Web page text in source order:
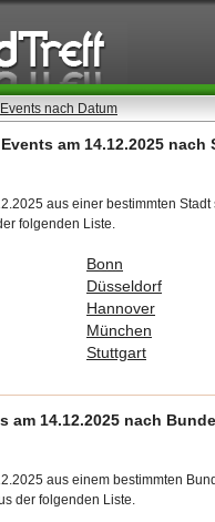
Events nach Datum
Events am 14.12.2025 nach
aus einer bestimmten Stadt
folgenden Liste.
Bonn
Düsseldorf
Hannover
München
Stuttgart
am 14.12.2025 nach
aus einem bestimmten
der folgenden Liste.